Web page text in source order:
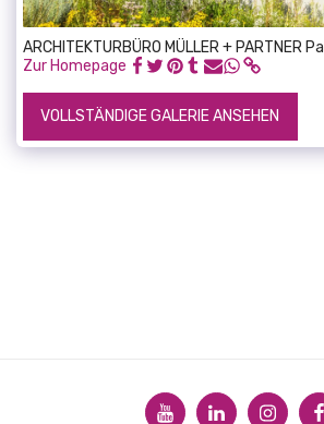
ARCHITEKTURBÜRO MÜLLER + PARTNER
Zur Homepage
VOLLSTÄNDIGE GALERIE ANSEHEN